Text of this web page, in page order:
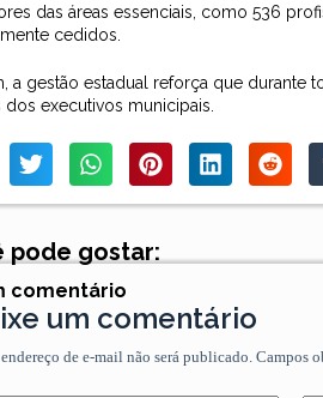
das áreas essenciais, como 536
cedidos.
a gestão estadual reforça que
dos executivos municipais.
pode gostar:
comentário
um comentário
endereço de e-mail não será publicado. Campos